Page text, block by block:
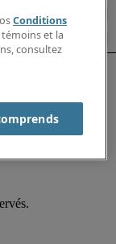
Conditions
et la
consultez